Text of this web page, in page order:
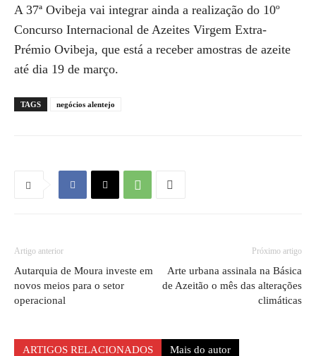
A 37ª Ovibeja vai integrar ainda a realização do 10º
Concurso Internacional de Azeites Virgem Extra-
Prémio Ovibeja, que está a receber amostras de azeite
até dia 19 de março.
TAGS negócios alentejo
Artigo anterior
Autarquia de Moura investe em
novos meios para o setor
operacional
Próximo artigo
Arte urbana assinala na Básica
de Azeitão o mês das alterações
climáticas
ARTIGOS RELACIONADOS Mais do autor